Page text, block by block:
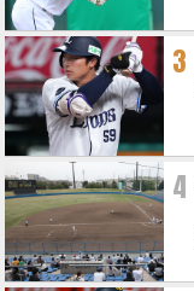
3
4